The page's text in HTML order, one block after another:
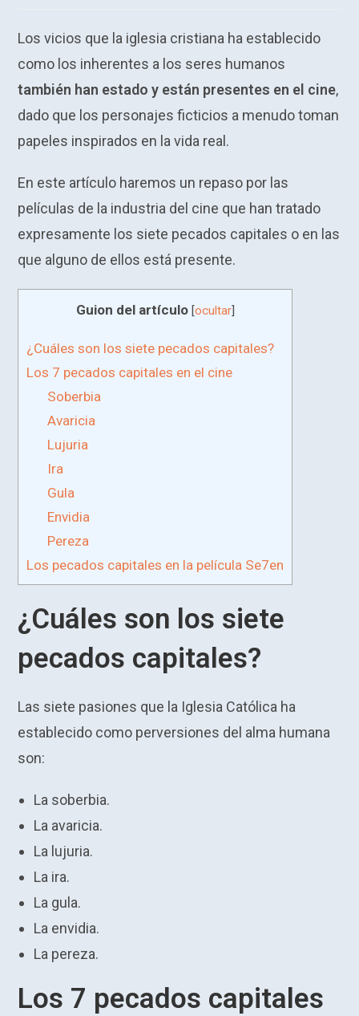
Los vicios que la iglesia cristiana ha establecido
como los inherentes a los seres humanos
también han estado y están presentes en el cine,
dado que los personajes ficticios a menudo toman
papeles inspirados en la vida real.
En este artículo haremos un repaso por las
películas de la industria del cine que han tratado
expresamente los siete pecados capitales o en las
que alguno de ellos está presente.
Guion del artículo ocultar]
¿Cuáles son los siete pecados capitales?
Los 7 pecados capitales en el cine
Soberbia
Avaricia
Lujuria
Ira
Gula
Envidia
Pereza
Los pecados capitales en la película Se7en
¿Cuáles son los siete
pecados capitales?
Las siete pasiones que la Iglesia Católica ha
establecido como perversiones del alma humana
son:
La soberbia.
La avaricia.
La lujuria.
La ira.
La gula.
La envidia.
La pereza.
Los 7 pecados capitales